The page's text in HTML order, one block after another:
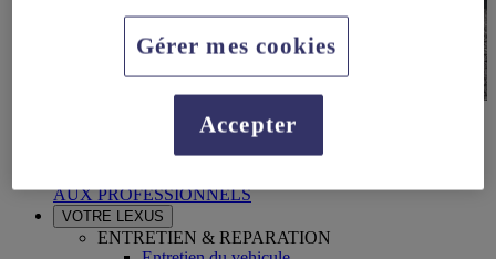
DECOUVREZ NOS SOLUTIONS DEDIEES AUX
PROFESSIONNELS
AUX PROFESSIONNELS
VOTRE LEXUS
ENTRETIEN & REPARATION
Gérer mes cookies
Accepter